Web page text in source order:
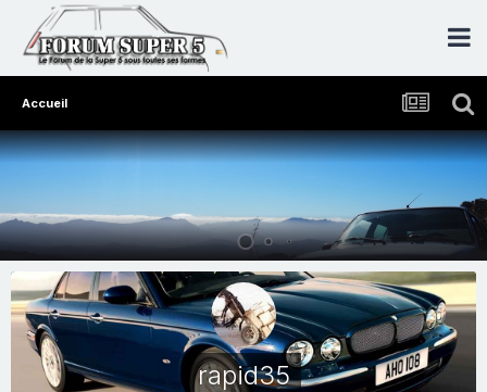
Accueil
rapid35